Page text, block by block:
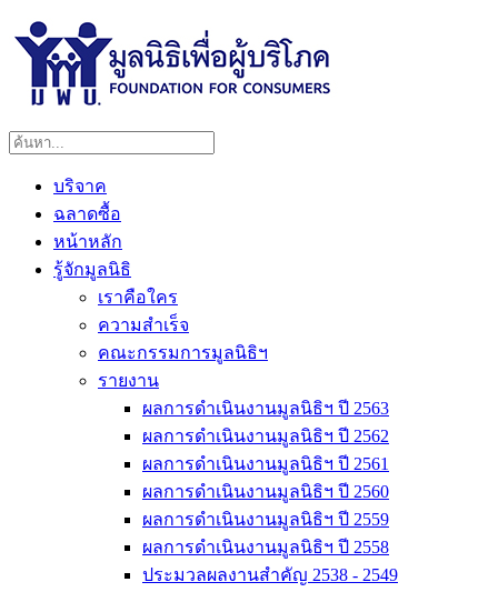
บริจาค
ฉลาดซื้อ
หน้าหลัก
รู้จักมูลนิธิ
เราคือใคร
ความสำเร็จ
คณะกรรมการมูลนิธิฯ
รายงาน
ผลการดำเนินงานมูลนิธิฯ ปี 2563
ผลการดำเนินงานมูลนิธิฯ ปี 2562
ผลการดำเนินงานมูลนิธิฯ ปี 2561
ผลการดำเนินงานมูลนิธิฯ ปี 2560
ผลการดำเนินงานมูลนิธิฯ ปี 2559
ผลการดำเนินงานมูลนิธิฯ ปี 2558
ประมวลผลงานสำคัญ 2538 - 2549